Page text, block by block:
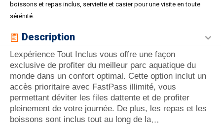
boissons et repas inclus, serviette et casier pour une visite en toute
sérénité.
Description
Lexpérience Tout Inclus vous offre une façon
exclusive de profiter du meilleur parc aquatique du
monde dans un confort optimal. Cette option inclut un
accès prioritaire avec FastPass illimité, vous
permettant déviter les files dattente et de profiter
pleinement de votre journée. De plus, les repas et les
boissons sont inclus tout au long de la…